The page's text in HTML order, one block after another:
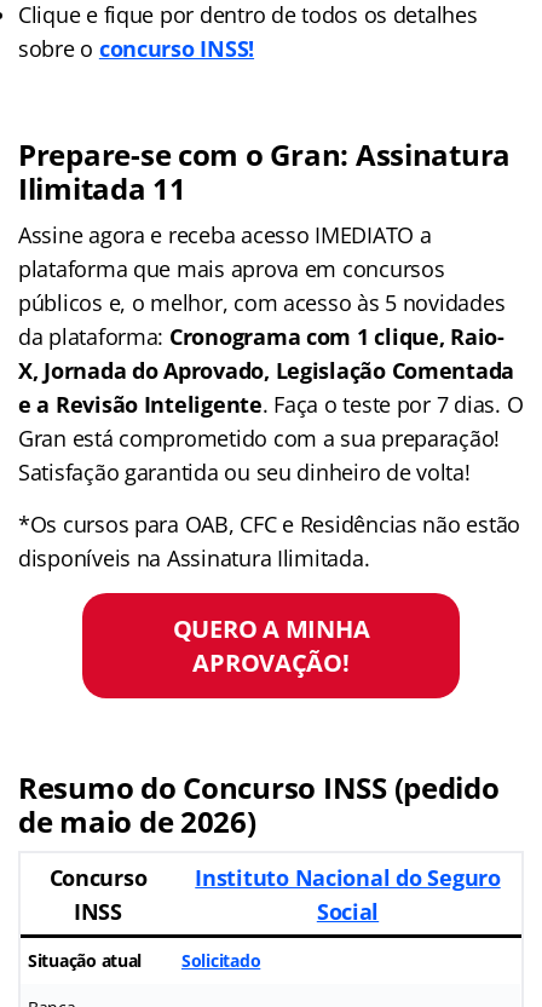
Clique e fique por dentro de todos os detalhes
sobre o concurso INSS!
Prepare-se com o Gran: Assinatura
Ilimitada 11
Assine agora e receba acesso IMEDIATO a
plataforma que mais aprova em concursos
públicos e, o melhor, com acesso às 5 novidades
da plataforma: Cronograma com 1 clique, Raio-
X, Jornada do Aprovado, Legislação Comentada
e a Revisão Inteligente. Faça o teste por 7 dias. O
Gran está comprometido com a sua preparação!
Satisfação garantida ou seu dinheiro de volta!
*Os cursos para OAB, CFC e Residências não estão
disponíveis na Assinatura Ilimitada.
QUERO A MINHA
APROVAÇÃO!
Resumo do Concurso INSS (pedido
de maio de 2026)
Concurso
INSS
Instituto Nacional do Seguro
Social
Situação atual Solicitado